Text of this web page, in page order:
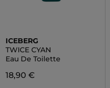
ICEBERG
TWICE CYAN
Eau De Toilette
18,90 €